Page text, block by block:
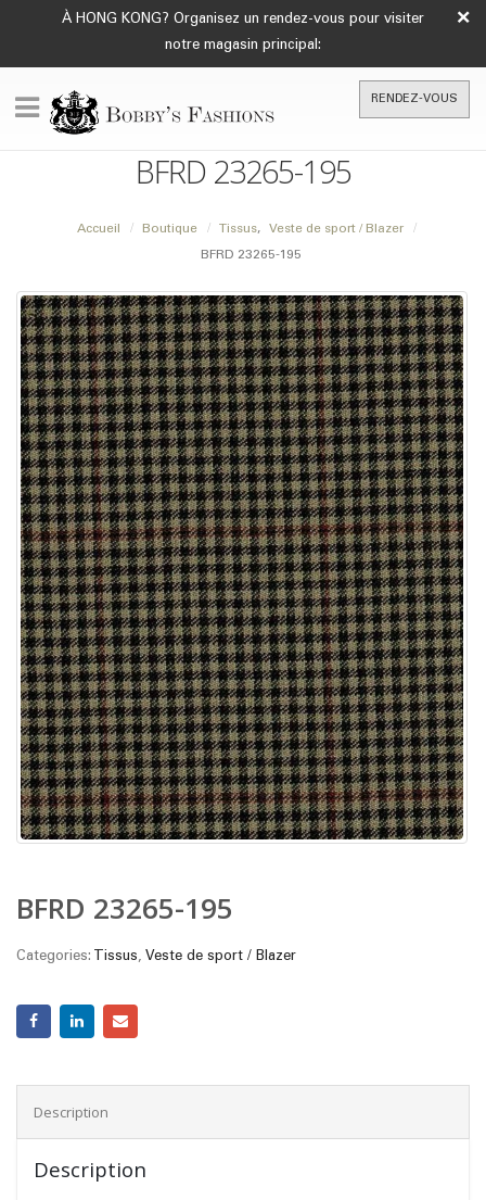
À HONG KONG? Organisez un rendez-vous pour visiter
notre magasin principal:
×
RENDEZ-VOUS
BFRD 23265-195
Accueil Boutique Tissus, Veste de sport / Blazer
BFRD 23265-195
BFRD 23265-195
Categories: Tissus, Veste de sport / Blazer
Description
Description